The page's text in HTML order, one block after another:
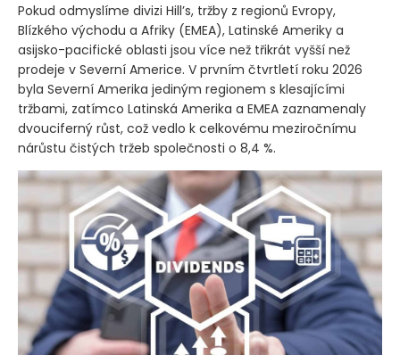
Pokud odmyslíme divizi Hill’s, tržby z regionů Evropy,
Blízkého východu a Afriky (EMEA), Latinské Ameriky a
asijsko-pacifické oblasti jsou více než třikrát vyšší než
prodeje v Severní Americe. V prvním čtvrtletí roku 2026
byla Severní Amerika jediným regionem s klesajícími
tržbami, zatímco Latinská Amerika a EMEA zaznamenaly
dvouciferný růst, což vedlo k celkovému meziročnímu
nárůstu čistých tržeb společnosti o 8,4 %.